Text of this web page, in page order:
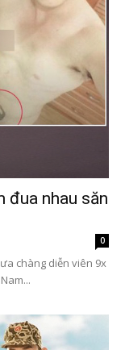
đua nhau săn
0
chàng diễn viên 9x